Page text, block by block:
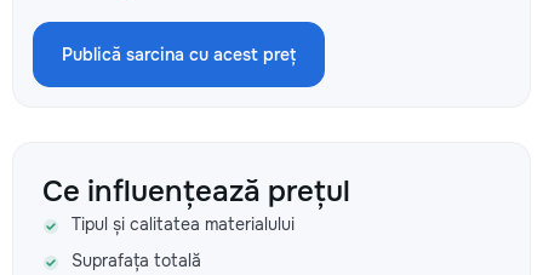
Publică sarcina cu acest preț
Ce influențează prețul
Tipul și calitatea materialului
Suprafața totală